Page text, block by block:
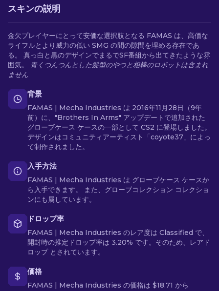
スキンの説明
金欠プレイヤーにとって安価な選択肢となる FAMAS は、高価な
ライフルとより威力の低い SMG の間の隙間を埋める存在であ
る。 真っ白と黒のデザインでまるでSF番組から出てきたような雰
囲気。
青くつんつんとした髪型のやつと相棒のロボットは含まれ
ません
背景
FAMAS | Mecha Industries は 2016年11月28日（9年
前）に、"Brothers In Arms" アップデートで追加された
グローブケース ケースの一部として CS2 に登場しました。
デザインはコミュニティアーティスト「coyote37」によっ
て制作されました。
入手方法
FAMAS | Mecha Industries は グローブケース ケースか
ら入手できます。 また、グローブコレクション コレクショ
ンにも属しています。
ドロップ率
FAMAS | Mecha Industries のレア度は Classified で、
開封時の推定ドロップ率は 3.20% です。そのため、レアド
ロップ とされています。
価格
FAMAS | Mecha Industries の価格は $18.71 から